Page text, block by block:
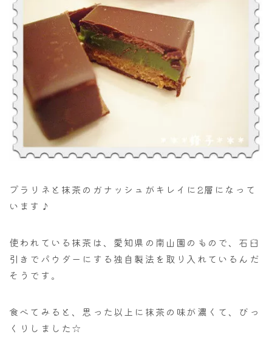
プラリネと抹茶のガナッシュがキレイに2層になって
います♪
使われている抹茶は、愛知県の南山園のもので、石臼
引きでパウダーにする独自製法を取り入れているんだ
そうです。
食べてみると、思った以上に抹茶の味が濃くて、びっ
くりしました☆